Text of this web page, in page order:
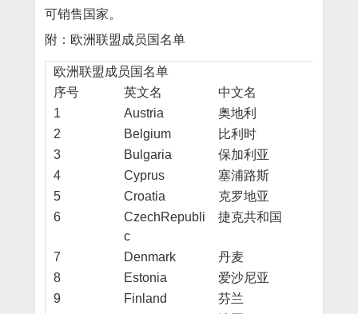
可销售国家。
附：欧洲联盟成员国名单
欧洲联盟成员国名单
序号
英文名
中文名
1
Austria
奥地利
2
Belgium
比利时
3
Bulgaria
保加利亚
4
Cyprus
塞浦路斯
5
Croatia
克罗地亚
6
CzechRepubli
c
捷克共和国
7 Denmark
丹麦
8
Estonia
爱沙尼亚
9
Finland
芬兰